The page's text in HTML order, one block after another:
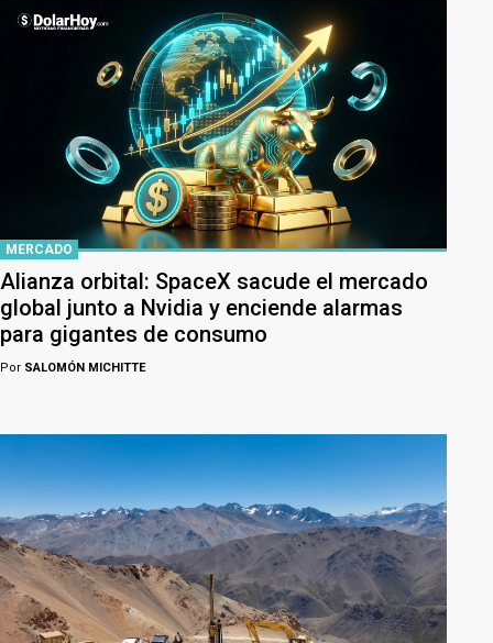
MERCADO
Alianza orbital: SpaceX sacude el mercado
global junto a Nvidia y enciende alarmas
para gigantes de consumo
Por SALOMÓN MICHITTE